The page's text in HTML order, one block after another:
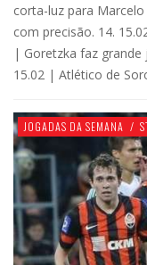
corta-luz para
com precisão. 14.
| Goretzka faz
15.02 | Atlético de
JOGADAS DA SEMANA /